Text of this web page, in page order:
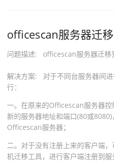
officescan服务器迁移
问题描述: officescan服务器迁移
解决方案: 对于不同台服务器间
行：
一。在原来的Officescan服务器
新的服务器地址和端口(80或
Officescan服务器；
二。对于没有注册上来的客户端
机迁移工具，进行客户端注册到服